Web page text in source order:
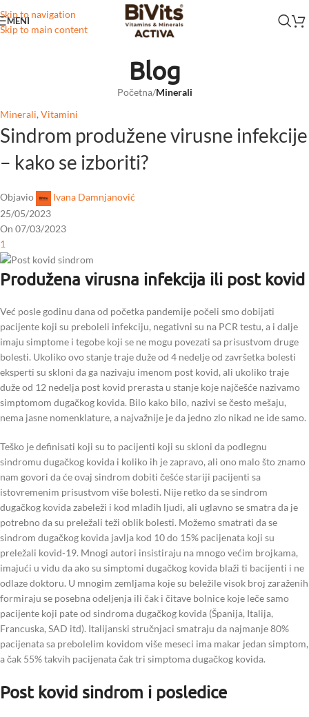
Skip to navigation
Skip to main content
MENI
Blog
Početna/Minerali
Minerali, Vitamini
Sindrom produžene virusne infekcije
– kako se izboriti?
Objavio
Ivana Damnjanović
25/05/2023
On 07/03/2023
1
Produžena virusna infekcija ili post kovid
Već posle godinu dana od početka pandemije počeli smo dobijati
pacijente koji su preboleli infekciju, negativni su na PCR testu, a i dalje
imaju simptome i tegobe koji se ne mogu povezati sa prisustvom druge
bolesti. Ukoliko ovo stanje traje duže od 4 nedelje od završetka bolesti
eksperti su skloni da ga nazivaju imenom post kovid, ali ukoliko traje
duže od 12 nedelja post kovid prerasta u stanje koje najčešće nazivamo
simptomom dugačkog kovida. Bilo kako bilo, nazivi se često mešaju,
nema jasne nomenklature, a najvažnije je da jedno zlo nikad ne ide samo.
Teško je definisati koji su to pacijenti koji su skloni da podlegnu
sindromu dugačkog kovida i koliko ih je zapravo, ali ono malo što znamo
nam govori da će ovaj sindrom dobiti češće stariji pacijenti sa
istovremenim prisustvom više bolesti. Nije retko da se sindrom
dugačkog kovida zabeleži i kod mlađih ljudi, ali uglavno se smatra da je
potrebno da su preležali teži oblik bolesti. Možemo smatrati da se
sindrom dugačkog kovida javlja kod 10 do 15% pacijenata koji su
preležali kovid-19. Mnogi autori insistiraju na mnogo većim brojkama,
imajući u vidu da ako su simptomi dugačkog kovida blaži ti bacijenti i ne
odlaze doktoru. U mnogim zemljama koje su beležile visok broj zaraženih
formiraju se posebna odeljenja ili čak i čitave bolnice koje leče samo
pacijente koji pate od sindroma dugačkog kovida (Španija, Italija,
Francuska, SAD itd). Italijanski stručnjaci smatraju da najmanje 80%
pacijenata sa prebolelim kovidom više meseci ima makar jedan simptom,
a čak 55% takvih pacijenata čak tri simptoma dugačkog kovida.
Post kovid sindrom i posledice